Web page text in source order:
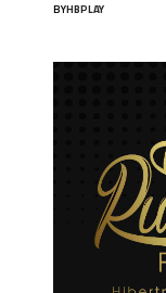
BYHBPLAY